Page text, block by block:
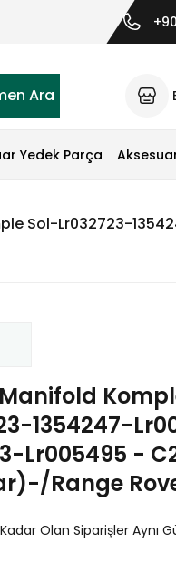
Ara
Yedek Parça
Sol-Lr032723-
1354247-
Lr005495 -
Range
Olan Siparişler Aynı